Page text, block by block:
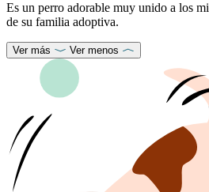
Es un perro adorable muy unido a los
de su familia adoptiva.
Ver más Ver menos